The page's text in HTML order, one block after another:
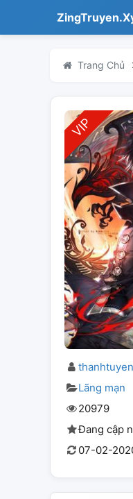
Trang Chủ
Lãng mạn
20979
Đang cập
07-02-